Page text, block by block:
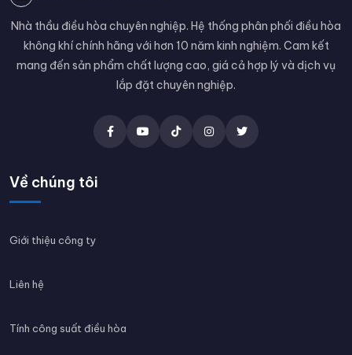
Nhà thầu điều hòa chuyên nghiệp. Hệ thống phân phối điều hòa
không khí chính hãng với hơn 10 năm kinh nghiệm. Cam kết
mang đến sản phẩm chất lượng cao, giá cả hợp lý và dịch vụ
lắp đặt chuyên nghiệp.
Về chúng tôi
Giới thiệu công ty
Liên hệ
Tính công suất điều hòa